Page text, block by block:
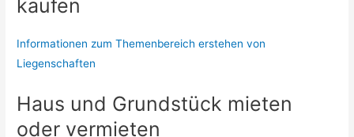
kaufen
Informationen zum Themenbereich erstehen von
Liegenschaften
Haus und Grundstück mieten
oder vermieten